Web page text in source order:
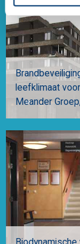
leefklimaat
Meander Groep